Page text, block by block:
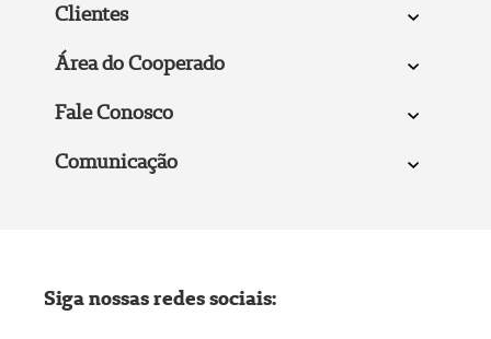
Clientes
Área do Cooperado
Fale Conosco
Comunicação
Siga nossas redes sociais: